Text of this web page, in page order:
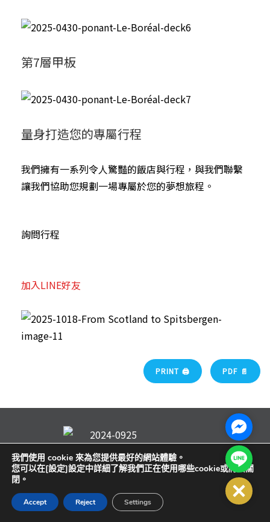
第7層甲板
量身打造您的專屬行程
我們擁有一系列令人驚豔的飯店與行程，與我們聯繫
讓我們協助您規劃一場專屬於您的夢想旅程。
詢問行程
加入LINE好友
PRINT 🖨 PDF 📄
關於鷹飛 旅行理念 合作夥伴
我們使用 cookie 來為您提供最好的網站體驗。
您可以在[設定]設定中詳細了解我們正在使用哪些cookie或將其關
閉。
Accept Reject Settings
Line@
Close